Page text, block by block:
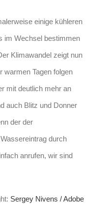
einige kühleren
im Wechsel bestimmen
Klimawandel zeigt nun
warmen Tagen folgen
mit deutlich mehr an
auch Blitz und Donner
der der
durch
anrufen, wir sind
Sergey Nivens / Adobe